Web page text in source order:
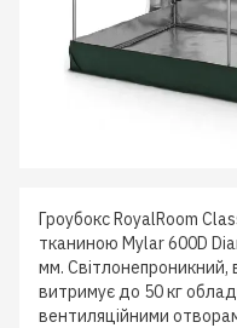
Гроубокс RoyalRoom
тканиною Mylar 600D
мм. Світлонепроникний,
витримує до 50 кг
вентиляційними